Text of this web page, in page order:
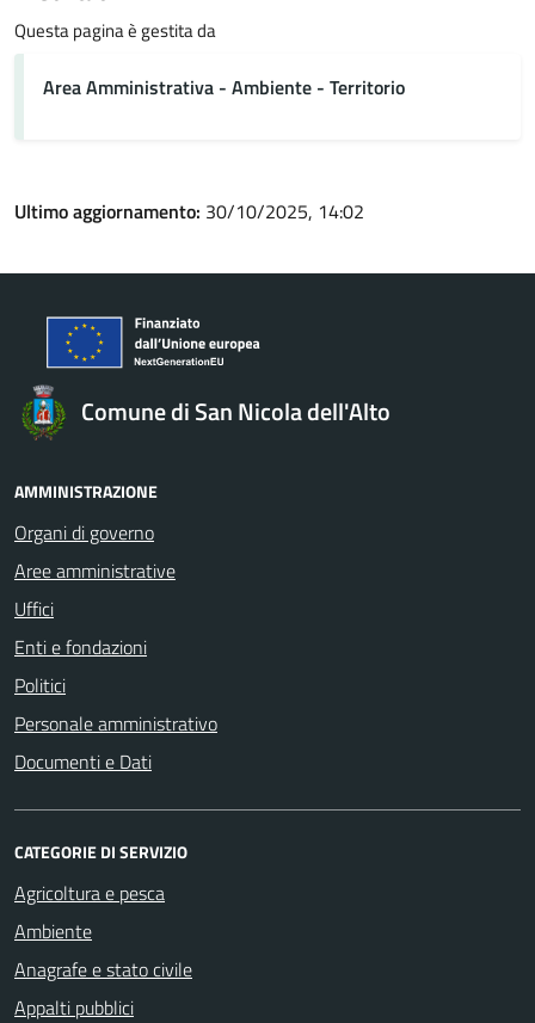
Questa pagina è gestita da
Area Amministrativa - Ambiente - Territorio
Ultimo aggiornamento: 30/10/2025, 14:02
Comune di San Nicola dell'Alto
AMMINISTRAZIONE
Organi di governo
Aree amministrative
Uffici
Enti e fondazioni
Politici
Personale amministrativo
Documenti e Dati
CATEGORIE DI SERVIZIO
Agricoltura e pesca
Ambiente
Anagrafe e stato civile
Appalti pubblici